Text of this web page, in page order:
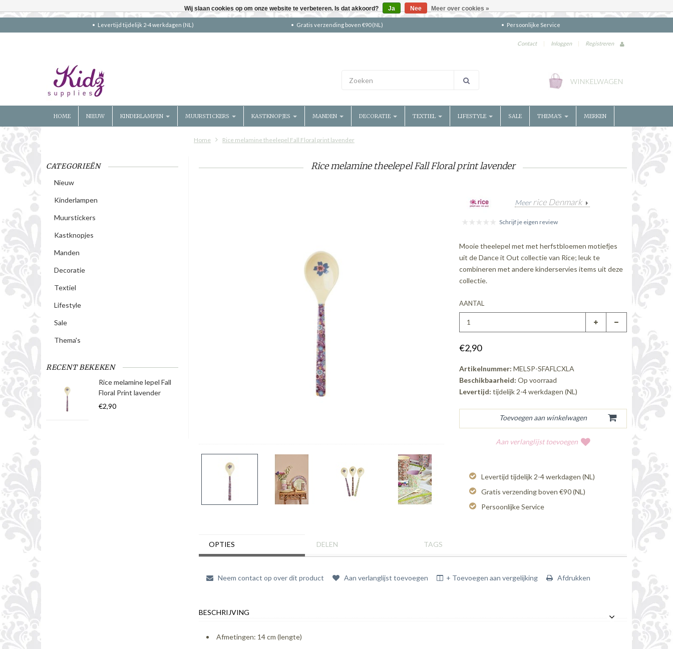
Levertijd tijdelijk 2-4 werkdagen (NL) Gratis verzending boven €90 (NL) Persoonlijke Service
Contact | Inloggen | Registreren
WINKELWAGEN
HOME NIEUW KINDERLAMPEN MUURSTICKERS KASTKNOPJES MANDEN DECORATIE TEXTIEL LIFESTYLE SALE THEMA'S MERKEN
Home Rice melamine theelepel Fall Floral print lavender
CATEGORIEËN
Nieuw
Kinderlampen
Muurstickers
Kastknopjes
Manden
Decoratie
Textiel
Lifestyle
Sale
Thema's
RECENT BEKEKEN
Rice melamine lepel Fall
Floral Print lavender
€2,90
Rice melamine theelepel Fall Floral print lavender
Meerrice Denmark
Schrijf je eigen review
Mooie theelepel met met herfstbloemen motiefjes
uit de Dance it Out collectie van Rice; leuk te
combineren met andere kinderservies items uit deze
collectie.
AANTAL
€2,90
Artikelnummer: MELSP-SFAFLCXLA
Beschikbaarheid: Op voorraad
Levertijd: tijdelijk 2-4 werkdagen (NL)
Aan verlanglijst toevoegen
Levertijd tijdelijk 2-4 werkdagen (NL)
Gratis verzending boven €90 (NL)
Persoonlijke Service
OPTIES DELEN TAGS
Neem contact op over dit product Aan verlanglijst toevoegen + Toevoegen aan vergelijking Afdrukken
BESCHRIJVING
Afmetingen: 14 cm (lengte)
Wij slaan cookies op om onze website te verbeteren. Is dat akkoord? Ja Nee Meer over cookies »